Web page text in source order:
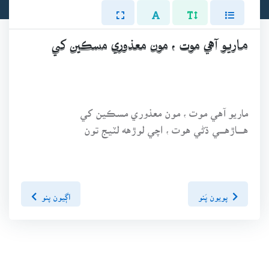
ماريو آهي موت ، مون معذوري مسڪين کي
ماريو آهي موت ، مون معذوري مسڪين کي
هـــــاڙهــــي ڌڻي هوت ، اچي لوڙهه لٽيج تون
پويون پَنو اڳيون پنو